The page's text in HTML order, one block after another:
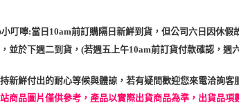
小叮嚀:當日10am前訂購隔日新鮮到貨，但公司六日因休
並於下週二到貨，(若週五上午10am前訂貨付款確認，週
新鮮付出的耐心等候與體諒，若有疑問歡迎您來電洽詢客
商品圖片僅供參考，產品以實際出貨商品為準，出貨品項